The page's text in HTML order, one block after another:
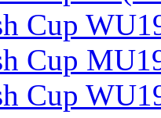
Cup
Cup
Cup